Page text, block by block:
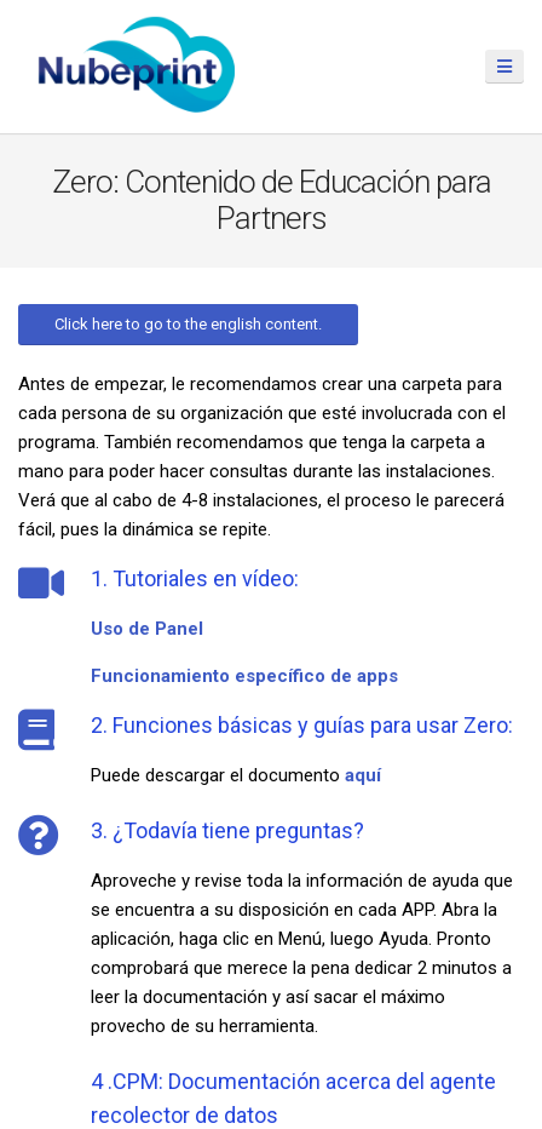
Zero: Contenido de Educación para
Partners
Click here to go to the english content.
Antes de empezar, le recomendamos crear una carpeta para
cada persona de su organización que esté involucrada con el
programa. También recomendamos que tenga la carpeta a
mano para poder hacer consultas durante las instalaciones.
Verá que al cabo de 4-8 instalaciones, el proceso le parecerá
fácil, pues la dinámica se repite.
1. Tutoriales en vídeo:
Uso de Panel
Funcionamiento específico de apps
2. Funciones básicas y guías para usar Zero:
Puede descargar el documento aquí
3. ¿Todavía tiene preguntas?
Aproveche y revise toda la información de ayuda que
se encuentra a su disposición en cada APP. Abra la
aplicación, haga clic en Menú, luego Ayuda. Pronto
comprobará que merece la pena dedicar 2 minutos a
leer la documentación y así sacar el máximo
provecho de su herramienta.
4 .CPM: Documentación acerca del agente
recolector de datos